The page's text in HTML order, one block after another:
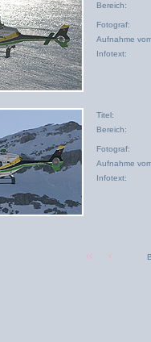
Bereich:
Fotograf:
Aufnahme
Infotext:
Titel:
Bereich:
Fotograf:
Aufnahme
Infotext: